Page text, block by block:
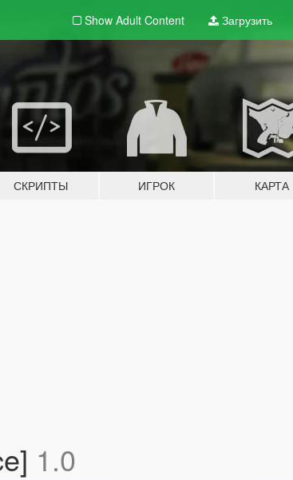
Show Adult Content Загрузить
СКРИПТЫ ИГРОК КАРТА
1.0